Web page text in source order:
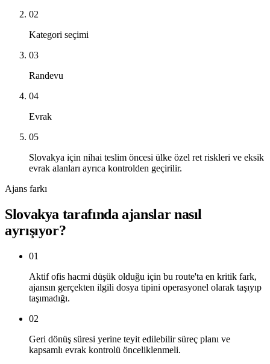
02
Kategori seçimi
03
Randevu
04
Evrak
05
Slovakya için nihai teslim öncesi ülke özel ret riskleri ve eksik
evrak alanları ayrıca kontrolden geçirilir.
Ajans farkı
Slovakya tarafında ajanslar nasıl
ayrışıyor?
01
Aktif ofis hacmi düşük olduğu için bu route'ta en kritik fark,
ajansın gerçekten ilgili dosya tipini operasyonel olarak taşıyıp
taşımadığı.
02
Geri dönüş süresi yerine teyit edilebilir süreç planı ve
kapsamlı evrak kontrolü önceliklenmeli.